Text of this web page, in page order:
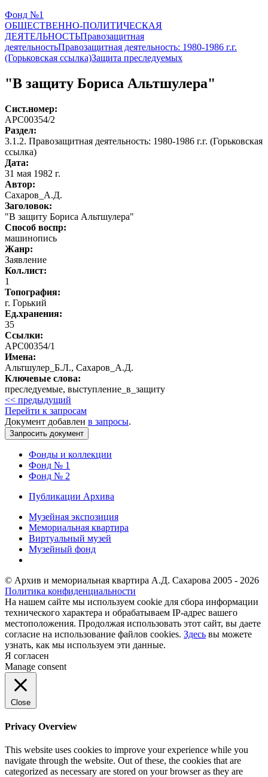
Фонд №1
ОБЩЕСТВЕННО-ПОЛИТИЧЕСКАЯ
ДЕЯТЕЛЬНОСТЬПравозащитная
деятельностьПравозащитная деятельность: 1980-1986 г.г.
(Горьковская ссылка)Защита преследуемых
"В защиту Бориса Альтшулера"
Сист.номер:
АРС00354/2
Раздел:
3.1.2. Правозащитная деятельность: 1980-1986 г.г. (Горьковская
ссылка)
Дата:
31 мая 1982 г.
Автор:
Сахаров_А.Д.
Заголовок:
"В защиту Бориса Альтшулера"
Способ воспр:
машинопись
Жанр:
Заявление
Кол.лист:
1
Топография:
г. Горький
Ед.хранения:
35
Ссылки:
АРС00354/1
Имена:
Альтшулер_Б.Л., Сахаров_А.Д.
Ключевые слова:
преследуемые, выступление_в_защиту
<< предыдущий
Перейти к запросам
Документ добавлен в запросы.
Фонды и коллекции
Фонд № 1
Фонд № 2
Публикации Архива
Музейная экспозиция
Мемориальная квартира
Виртуальный музей
Музейный фонд
© Архив и мемориальная квартира А.Д. Сахарова 2005 - 2026
Политика конфиденциальности
На нашем сайте мы используем cookie для сбора информации
технического характера и обрабатываем IP-адрес вашего
местоположения. Продолжая использовать этот сайт, вы даете
согласие на использование файлов cookies. Здесь вы можете
узнать, как мы используем эти данные.
Я согласен
Manage consent
Close
Privacy Overview
This website uses cookies to improve your experience while you
navigate through the website. Out of these, the cookies that are
categorized as necessary are stored on your browser as they are